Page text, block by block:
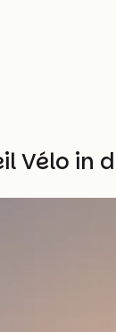
Vélo in